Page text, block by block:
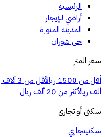
الرئيسية
أراضي للإيجار
المدينة المنورة
حي شوران
سعر المتر
أقل من 1500 ريال
أقل من 3 آلاف ريال
ألف ريالأكثر من 20 ألف ريال
سكني أو تجاري
سكنيتجاري